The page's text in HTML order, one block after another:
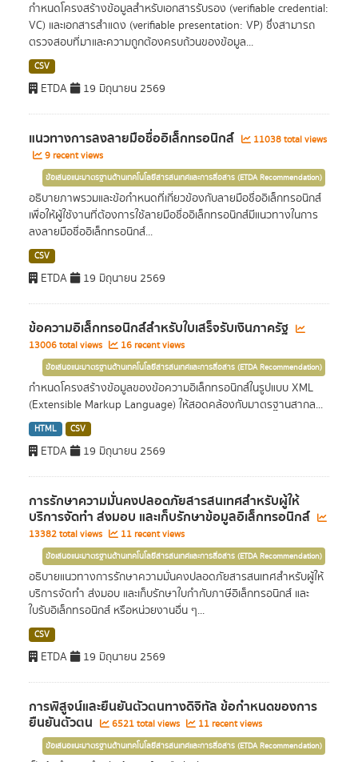
กำหนดโครงสร้างข้อมูลสำหรับเอกสารรับรอง (verifiable credential:
VC) และเอกสารสำแดง (verifiable presentation: VP) ซึ่งสามารถ
ตรวจสอบที่มาและความถูกต้องครบถ้วนของข้อมูล...
CSV
ETDA 19 มิถุนายน 2569
แนวทางการลงลายมือชื่ออิเล็กทรอนิกส์
11038 total views
9 recent views
ข้อเสนอแนะมาตรฐานด้านเทคโนโลยีสารสนเทศและการสื่อสาร (ETDA Recommendation)
อธิบายภาพรวมและข้อกำหนดที่เกี่ยวข้องกับลายมือชื่ออิเล็กทรอนิกส์
เพื่อให้ผู้ใช้งานที่ต้องการใช้ลายมือชื่ออิเล็กทรอนิกส์มีแนวทางในการ
ลงลายมือชื่ออิเล็กทรอนิกส์...
CSV
ETDA 19 มิถุนายน 2569
ข้อความอิเล็กทรอนิกส์สำหรับใบเสร็จรับเงินภาครัฐ
13006 total views 16 recent views
ข้อเสนอแนะมาตรฐานด้านเทคโนโลยีสารสนเทศและการสื่อสาร (ETDA Recommendation)
กำหนดโครงสร้างข้อมูลของข้อความอิเล็กทรอนิกส์ในรูปแบบ XML
(Extensible Markup Language) ให้สอดคล้องกับมาตรฐานสากล...
HTML CSV
ETDA 19 มิถุนายน 2569
การรักษาความมั่นคงปลอดภัยสารสนเทศสำหรับผู้ให้
บริการจัดทำ ส่งมอบ และเก็บรักษาข้อมูลอิเล็กทรอนิกส์
13382 total views 11 recent views
ข้อเสนอแนะมาตรฐานด้านเทคโนโลยีสารสนเทศและการสื่อสาร (ETDA Recommendation)
อธิบายแนวทางการรักษาความมั่นคงปลอดภัยสารสนเทศสำหรับผู้ให้
บริการจัดทำ ส่งมอบ และเก็บรักษาใบกำกับภาษีอิเล็กทรอนิกส์ และ
ใบรับอิเล็กทรอนิกส์ หรือหน่วยงานอื่น ๆ...
CSV
ETDA 19 มิถุนายน 2569
การพิสูจน์และยืนยันตัวตนทางดิจิทัล ข้อกำหนดของการ
ยืนยันตัวตน 6521 total views 11 recent views
ข้อเสนอแนะมาตรฐานด้านเทคโนโลยีสารสนเทศและการสื่อสาร (ETDA Recommendation)